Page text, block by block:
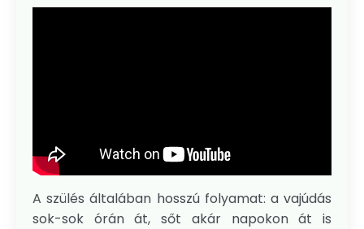
A szülés általában hosszú folyamat: a vajúdás
sok-sok órán át, sőt akár napokon át is